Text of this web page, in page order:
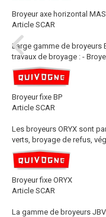
Broyeur axe horizontal
Article SCAR
Large gamme de broyeurs
travaux de broyage : -
Broyeur fixe BP
Article SCAR
Les broyeurs ORYX sont
verts, broyage de refus,
Broyeur fixe ORYX
Article SCAR
La gamme de broyeurs